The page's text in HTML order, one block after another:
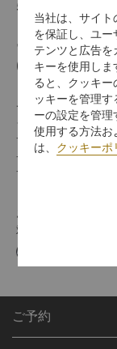
560 001 No 56-6B
電話番号
(91 80) 6916 6100
チェックイン /
シャングリ・ラでの
チェックイン/アウト
チェックイン：午後2
チェックアウト：正午
お支払い方法
対象プラットフォーム
ご予約
当社は、サイ
を保証し、ユ
テンツと広告
キーを使用し
ると、クッキ
ッキーを管理
ーの設定を管
使用する方法
は、 クッキーポ